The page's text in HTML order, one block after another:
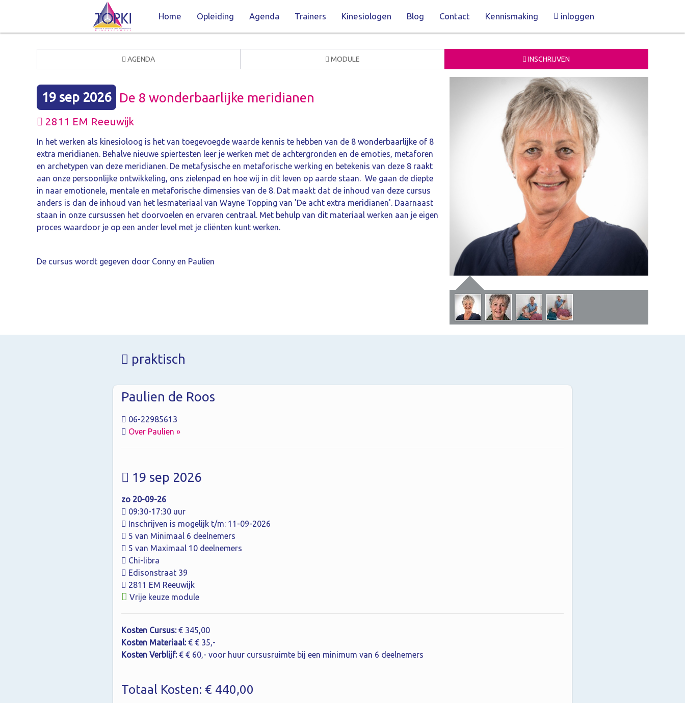
Home Opleiding Agenda Trainers Kinesiologen Blog Contact Kennismaking inloggen
AGENDA MODULE INSCHRIJVEN
19 sep 2026 De 8 wonderbaarlijke meridianen
2811 EM Reeuwijk
In het werken als kinesioloog is het van toegevoegde waarde kennis te hebben van de 8 wonderbaarlijke of 8
extra meridianen. Behalve nieuwe spiertesten leer je werken met de achtergronden en de emoties, metaforen
en archetypen van deze meridianen. De metafysische en metaforische werking en betekenis van deze 8 raakt
aan onze persoonlijke ontwikkeling, ons zielenpad en hoe wij in dit leven op aarde staan. We gaan de diepte
in naar emotionele, mentale en metaforische dimensies van de 8. Dat maakt dat de inhoud van deze cursus
anders is dan de inhoud van het lesmateriaal van Wayne Topping van 'De acht extra meridianen'. Daarnaast
staan in onze cursussen het doorvoelen en ervaren centraal. Met behulp van dit materiaal werken aan je eigen
proces waardoor je op een ander level met je cliënten kunt werken.
De cursus wordt gegeven door Conny en Paulien
praktisch
Paulien de Roos
06-22985613
Over Paulien »
19 sep 2026
zo 20-09-26
09:30-17:30 uur
Inschrijven is mogelijk t/m: 11-09-2026
5 van Minimaal 6 deelnemers
5 van Maximaal 10 deelnemers
Chi-libra
Edisonstraat 39
2811 EM Reeuwijk
Vrije keuze module
Kosten Cursus:€ 345,00
Kosten Materiaal:€ € 35,-
Kosten Verblijf:€ € 60,- voor huur cursusruimte bij een minimum van 6 deelnemers
Totaal Kosten: € 440,00